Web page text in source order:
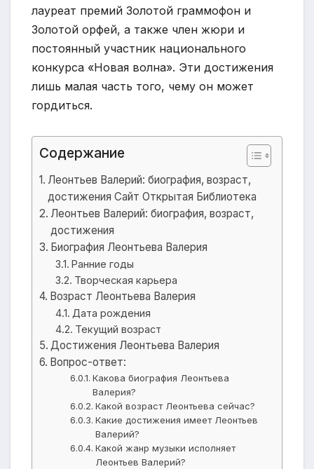
лауреат премий Золотой граммофон и
Золотой орфей, а также член жюри и
постоянный участник национального
конкурса «Новая волна». Эти достижения
лишь малая часть того, чему он может
гордиться.
Содержание
Леонтьев Валерий: биография, возраст,
достижения Сайт Открытая Библиотека
Леонтьев Валерий: биография, возраст,
достижения
Биография Леонтьева Валерия
Ранние годы
Творческая карьера
Возраст Леонтьева Валерия
Дата рождения
Текущий возраст
Достижения Леонтьева Валерия
Вопрос-ответ:
Какова биография Леонтьева
Валерия?
Какой возраст Леонтьева сейчас?
Какие достижения имеет Леонтьев
Валерий?
Какой жанр музыки исполняет
Леонтьев Валерий?